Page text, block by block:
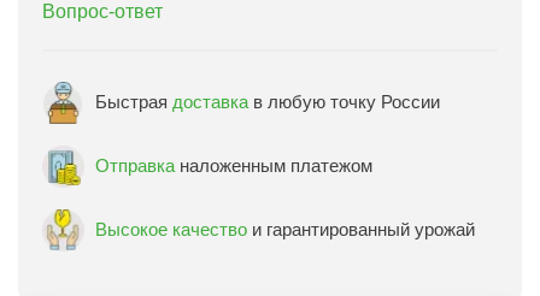
Вопрос-ответ
Быстрая доставка в любую точку России
Отправка наложенным платежом
Высокое качество и гарантированный урожай